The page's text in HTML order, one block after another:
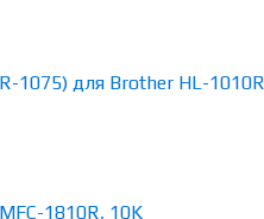
1075) для Brother HL-